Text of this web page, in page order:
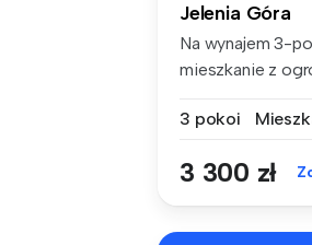
Jelenia Góra
Na wynajem 3-
mieszkanie z
3 pokoi
3 300 zł